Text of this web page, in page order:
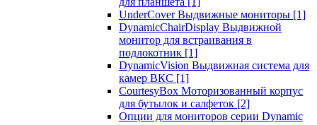
UnderCover Выдвижные мониторы [1]
DynamicChairDisplay Выдвижной
монитор для встраивания в
подлокотник [1]
DynamicVision Выдвижная система для
камер ВКС [1]
CourtesyBox Моторизованный корпус
для бутылок и салфеток [2]
Опции для мониторов серии Dynamic